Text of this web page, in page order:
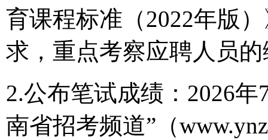
育课程标准（2022年版
求，重点考察应聘人员
2.公布笔试成绩：2026
南省招考频道”（